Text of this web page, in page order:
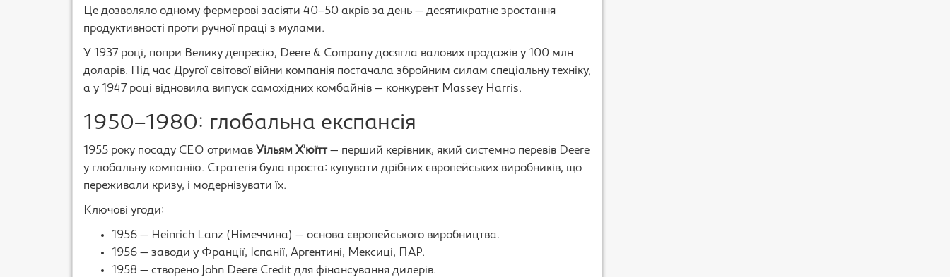
Це дозволяло одному фермерові засіяти 40–50 акрів за день — десятикратне зростання
продуктивності проти ручної праці з мулами.
У 1937 році, попри Велику депресію, Deere & Company досягла валових продажів у 100 млн
доларів. Під час Другої світової війни компанія постачала збройним силам спеціальну техніку,
а у 1947 році відновила випуск самохідних комбайнів — конкурент Massey Harris.
1950–1980: глобальна експансія
1955 року посаду CEO отримав Уільям Х’юїтт— перший керівник, який системно перевів Deere
у глобальну компанію. Стратегія була проста: купувати дрібних європейських виробників, що
переживали кризу, і модернізувати їх.
Ключові угоди:
1956 — Heinrich Lanz (Німеччина) — основа європейського виробництва.
1956 — заводи у Франції, Іспанії, Аргентині, Мексиці, ПАР.
1958 — створено John Deere Credit для фінансування дилерів.